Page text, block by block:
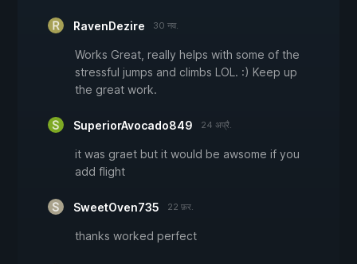
RavenDezire 30 नव.
Works Great, really helps with some of the
stressful jumps and climbs LOL. :) Keep up
the great work.
SuperiorAvocado849 24 अप्रै.
it was graet but it would be awsome if you
add flight
SweetOven735 22 फ़र.
thanks worked perfect